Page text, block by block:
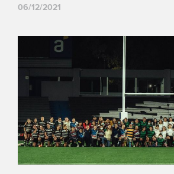
06/12/2021